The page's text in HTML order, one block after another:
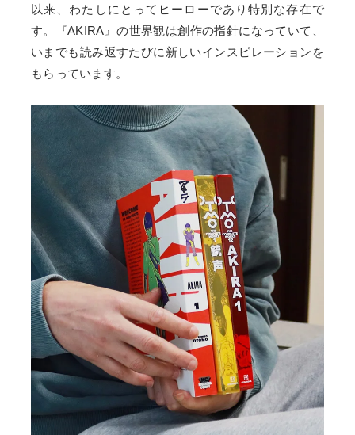
以来、わたしにとってヒーローであり特別な存在で
す。『AKIRA』の世界観は創作の指針になっていて、
いまでも読み返すたびに新しいインスピレーションを
もらっています。